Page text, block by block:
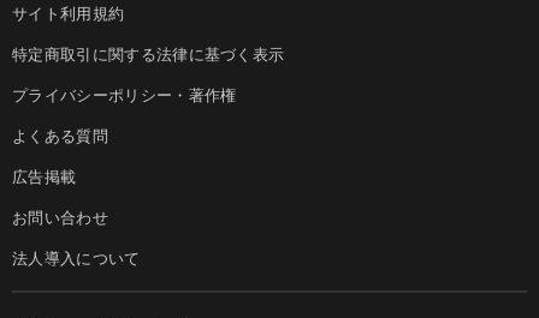
サイト利用規約
特定商取引に関する法律に基づく表示
プライバシーポリシー・著作権
よくある質問
広告掲載
お問い合わせ
法人導入について